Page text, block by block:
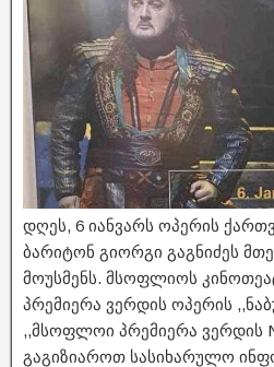
დღეს, 6 იანვარს ოპერის
ბარიტონ გიორგი გაგნიძეს
მოუსმენს. მსოფლიოს
პრემიერა ვერდის ოპერის
,,მსოფლოი პრემიერა ვერდის
გაგიზიაროთ სასიხარულო